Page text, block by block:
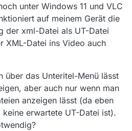
unter Windows 11 und VLC
auf meinem Gerät die
der xml-Datei als UT-Datei
XML-Datei ins Video auch
über das Unteritel-Menü lässt
aber auch nur wenn man
anzeigen lässt (da eben
keine erwartete UT-Datei ist).